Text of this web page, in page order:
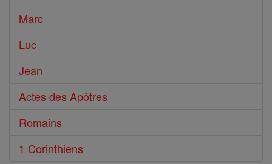
Marc
Luc
Jean
Actes des Apôtres
Romains
1 Corinthiens